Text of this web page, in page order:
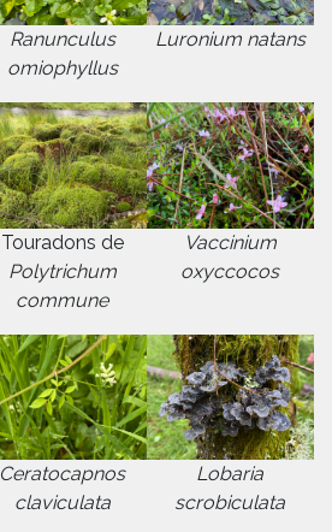
Ranunculus
omiophyllus
Luronium natans
Touradons de
Polytrichum
commune
Vaccinium
oxyccocos
Ceratocapnos
claviculata
Lobaria
scrobiculata